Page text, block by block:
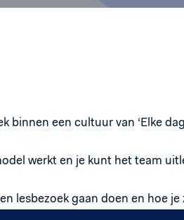
binnen een cultuur van ‘Elke
werkt en je kunt het team
lesbezoek gaan doen en hoe je